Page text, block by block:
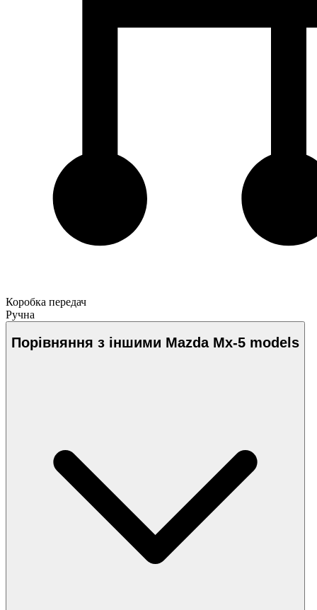
Коробка передач
Ручна
Порівняння з іншими Mazda Mx-5 models